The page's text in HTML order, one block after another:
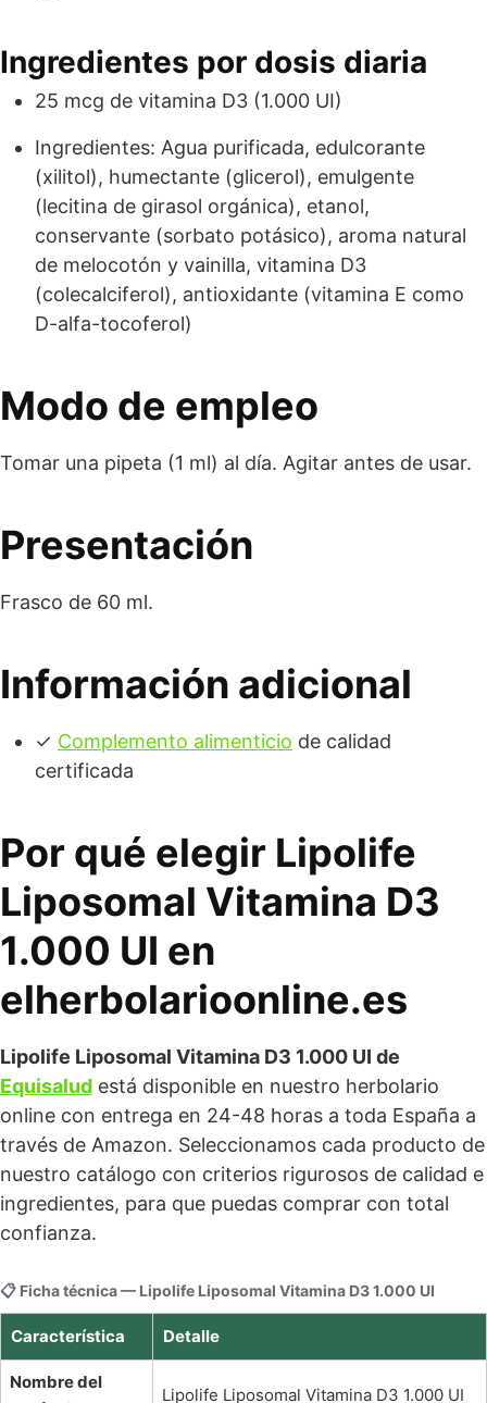
Ingredientes por dosis diaria
25 mcg de vitamina D3 (1.000 UI)
Ingredientes: Agua purificada, edulcorante
(xilitol), humectante (glicerol), emulgente
(lecitina de girasol orgánica), etanol,
conservante (sorbato potásico), aroma natural
de melocotón y vainilla, vitamina D3
(colecalciferol), antioxidante (vitamina E como
D-alfa-tocoferol)
Modo de empleo
Tomar una pipeta (1 ml) al día. Agitar antes de usar.
Presentación
Frasco de 60 ml.
Información adicional
✓ Complemento alimenticio de calidad
certificada
Por qué elegir Lipolife
Liposomal Vitamina D3
1.000 UI en
elherbolarioonline.es
Lipolife Liposomal Vitamina D3 1.000 UI de
Equisalud está disponible en nuestro herbolario
online con entrega en 24-48 horas a toda España a
través de Amazon. Seleccionamos cada producto de
nuestro catálogo con criterios rigurosos de calidad e
ingredientes, para que puedas comprar con total
confianza.
📋 Ficha técnica — Lipolife Liposomal Vitamina D3 1.000 UI
Característica Detalle
Nombre del
Lipolife Liposomal Vitamina D3 1.000 UI